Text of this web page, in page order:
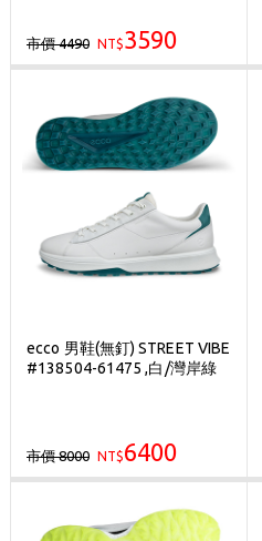
市價 4490 NT$3590
ecco 男鞋(無釘) STREET VIBE
#138504-61475 ,白/灣岸綠
市價 8000 NT$6400